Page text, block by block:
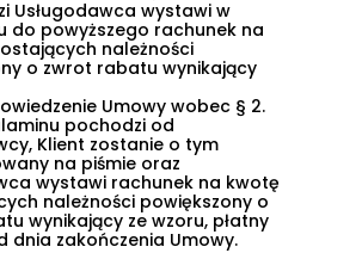
Usługodawca wystawi w
do powyższego rachunek na
należności
o zwrot rabatu wynikający
Umowy wobec § 2.
pochodzi od
Klient zostanie o tym
na piśmie oraz
wystawi rachunek na kwotę
należności powiększony o
wynikający ze wzoru, płatny
dnia zakończenia Umowy.